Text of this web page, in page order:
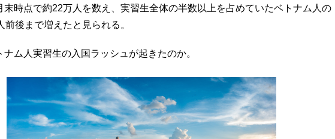
末時点で約22万人を数え、実習生全体の半数以上を占めていたベトナム人の
前後まで増えたと見られる。
ム人実習生の入国ラッシュが起きたのか。